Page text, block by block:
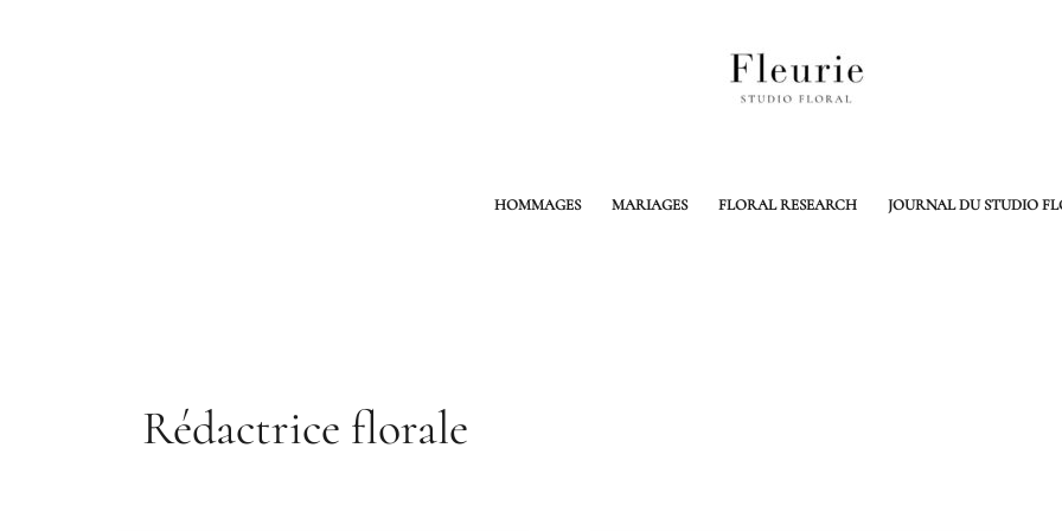
HOMMAGES MARIAGES FLORAL RESEARCH JOURNAL DU STUDIO
Rédactrice florale